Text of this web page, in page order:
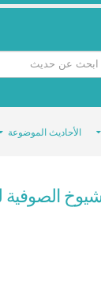
الأحاديث الموضوعة
الصوفية